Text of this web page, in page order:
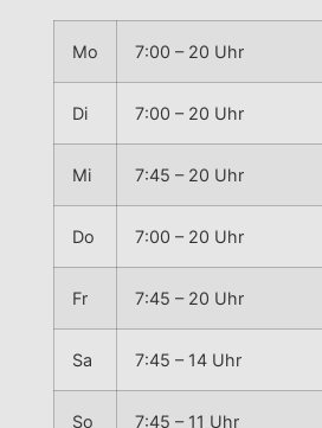
Mo 7:00 – 20 Uhr
Di 7:00 – 20 Uhr
Mi 7:45 – 20 Uhr
Do 7:00 – 20 Uhr
Fr 7:45 – 20 Uhr
Sa 7:45 – 14 Uhr
So
7:45 – 11 Uhr